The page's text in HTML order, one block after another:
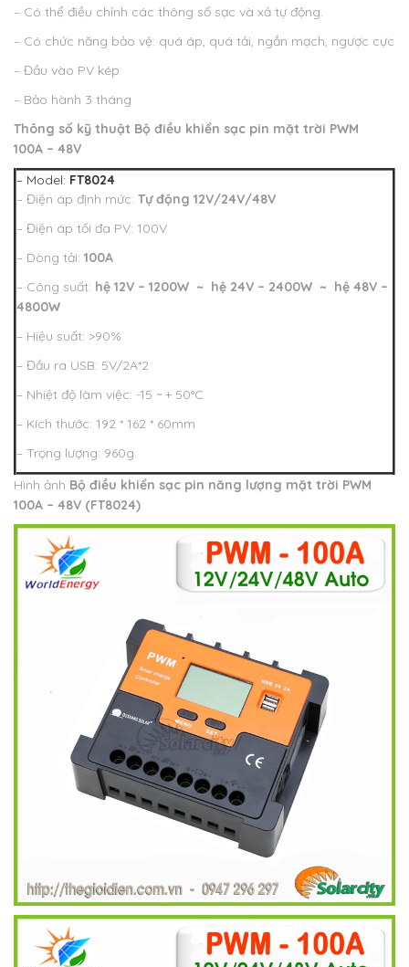
– Có thể điều chỉnh các thông số sạc và xả tự động.
– Có chức năng bảo vệ: quá áp, quá tải, ngắn mạch, ngược cực
– Đầu vào PV kép
– Bảo hành 3 tháng
Thông số kỹ thuật Bộ điều khiển sạc pin mặt trời PWM
100A – 48V
– Model: FT8024
– Điện áp định mức: Tự động 12V/24V/48V
– Điện áp tối đa PV: 100V
– Dòng tải: 100A
– Công suất: hệ 12V – 1200W ~ hệ 24V – 2400W ~ hệ 48V –
4800W
– Hiệu suất: >90%
– Đầu ra USB: 5V/2A*2
– Nhiệt độ làm việc: -15 ~ + 50°C
– Kích thước: 192 * 162 * 60mm
– Trọng lượng: 960g.
Hình ảnh Bộ điều khiển sạc pin năng lượng mặt trời PWM
100A – 48V (FT8024)